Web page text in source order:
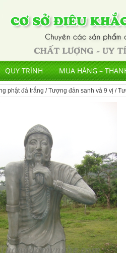
QUY TRÌNH MUA HÀNG –
phật đá trắng /Tượng đản sanh và 9 vị /